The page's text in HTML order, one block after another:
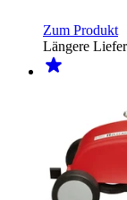
Zum Produkt
Längere